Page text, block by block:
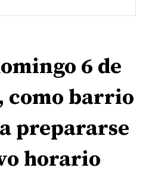
6 de
como barrio
prepararse
horario